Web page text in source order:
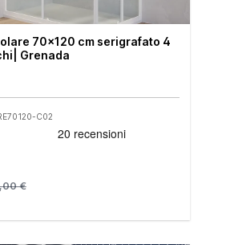
70x120 cm serigrafato 4
Grenada
C02
€